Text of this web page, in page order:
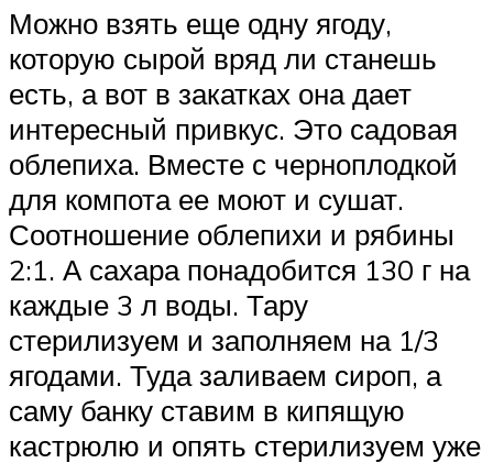
Можно взять еще одну ягоду,
которую сырой вряд ли станешь
есть, а вот в закатках она дает
интересный привкус. Это садовая
облепиха. Вместе с черноплодкой
для компота ее моют и сушат.
Соотношение облепихи и рябины
2:1. А сахара понадобится 130 г на
каждые 3 л воды. Тару
стерилизуем и заполняем на 1/3
ягодами. Туда заливаем сироп, а
саму банку ставим в кипящую
кастрюлю и опять стерилизуем уже